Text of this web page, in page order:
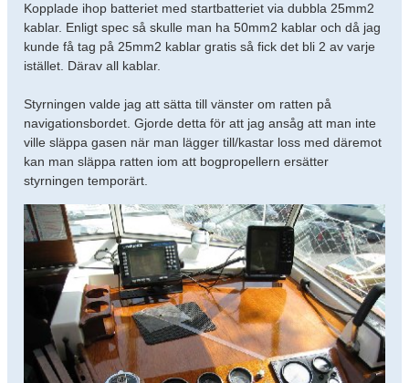
Kopplade ihop batteriet med startbatteriet via dubbla 25mm2
kablar. Enligt spec så skulle man ha 50mm2 kablar och då jag
kunde få tag på 25mm2 kablar gratis så fick det bli 2 av varje
istället. Därav all kablar.
Styrningen valde jag att sätta till vänster om ratten på
navigationsbordet. Gjorde detta för att jag ansåg att man inte
ville släppa gasen när man lägger till/kastar loss med däremot
kan man släppa ratten iom att bogpropellern ersätter
styrningen temporärt.